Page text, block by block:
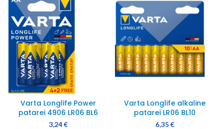
Varta Longlife Power
patarei 4906 LR06 BL6
3,24€
Varta Longlife alkaline
patarei LR06 BL10
6,35€